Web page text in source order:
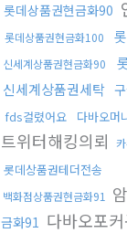
롯데상품권현금화90
롯데상품권현금화100
신세계상품권현금화90
신세계상품권세탁
fds걸렸어요 다바오머
트위터해킹의뢰
롯데상품권테더전송
백화점상품권현금화91
금화91 다바오포